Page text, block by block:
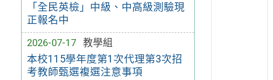
「全民英檢」中級、中高級測驗現
正報名中
2026-07-17
教學組
本校115學年度第1次代理第3次招
考教師甄選複選注意事項